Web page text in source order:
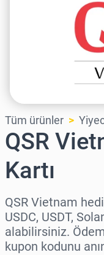
Tüm ürünler
QSR
Kartı
QSR Vietnam
USDC, USDT,
alabilirsiniz.
kupon kodunu